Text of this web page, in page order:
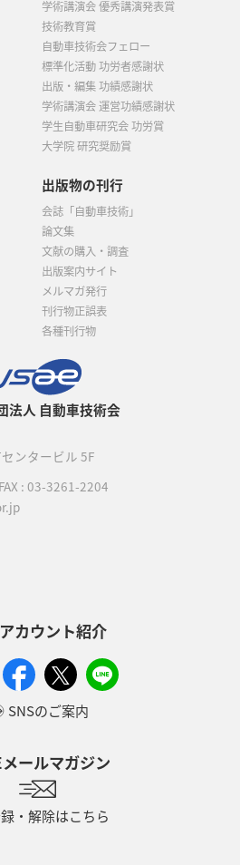
法人 自動車技術会
ンタービル 5F
FAX : 03-3261-2204
カウント紹介
SNSのご案内
ールマガジン
・解除はこちら
学術講演会 優秀講演発表賞
技術教育賞
自動車技術会フェロー
標準化活動 功労者感謝状
出版・編集 功績感謝状
学術講演会 運営功績感謝状
学生自動車研究会 功労賞
大学院 研究奨励賞
出版物の刊行
会誌「自動車技術」
論文集
文献の購入・調査
出版案内サイト
メルマガ発行
刊行物正誤表
各種刊行物